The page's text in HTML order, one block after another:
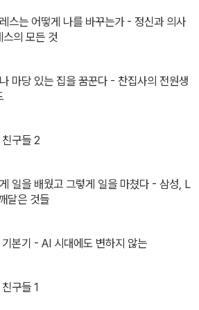
스는 어떻게 나를 바꾸는가 - 정신과 의사
의 모든 것
마당 있는 집을 꿈꾼다 - 찬집사의 전원생
구들 2
일을 배웠고 그렇게 일을 마쳤다 - 삼성, L
달은 것들
본기 - AI 시대에도 변하지 않는
구들 1